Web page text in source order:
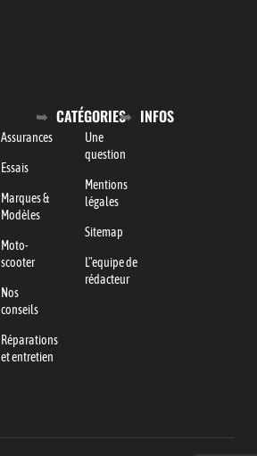
CATÉGORIES
Assurances
Essais
Marques &
Modèles
Moto-
scooter
Nos
conseils
Réparations
et entretien
INFOS
Une
question
Mentions
légales
Sitemap
L"equipe de
rédacteur